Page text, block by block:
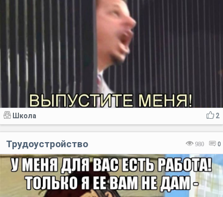
2
Школа
980 0
Трудоустройство